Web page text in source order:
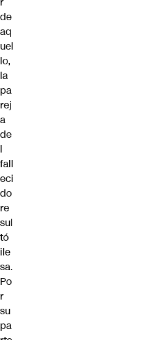
de
aq
uel
lo,
la
pa
rej
a
de
l
fall
eci
do
re
sul
tó
ile
sa.
Po
r
su
pa